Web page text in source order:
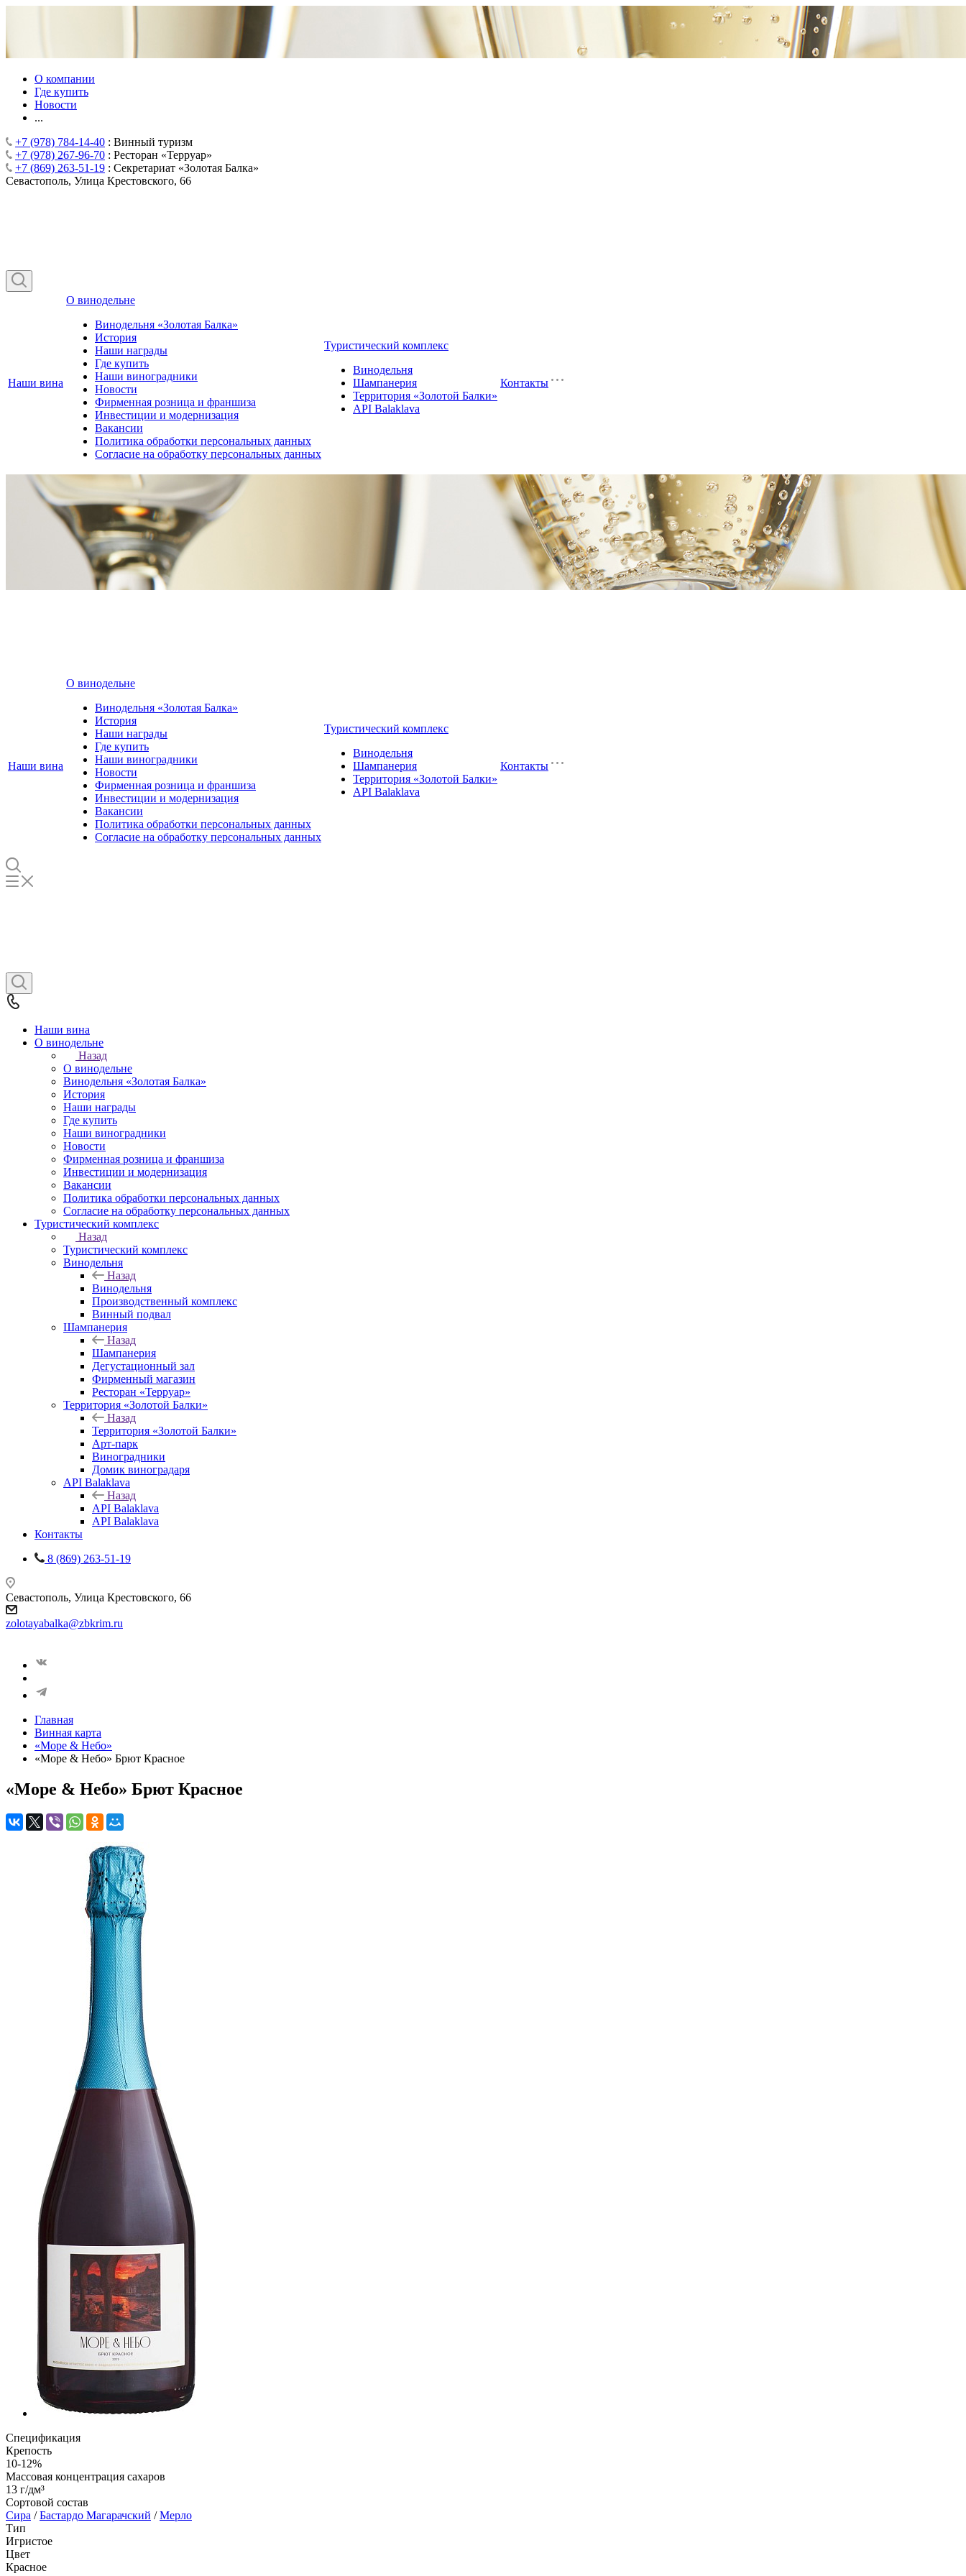
О компании
Где купить
Новости
...
+7 (978) 784-14-40 : Винный туризм
+7 (978) 267-96-70 : Ресторан «Терруар»
+7 (869) 263-51-19 : Секретариат «Золотая Балка»
Севастополь, Улица Крестовского, 66
Наши вина
О винодельне
Винодельня «Золотая Балка»
История
Наши награды
Где купить
Наши виноградники
Новости
Фирменная розница и франшиза
Инвестиции и модернизация
Вакансии
Политика обработки персональных данных
Согласие на обработку персональных данных
Туристический комплекс
Винодельня
Шампанерия
Территория «Золотой Балки»
API Balaklava
Контакты
Наши вина
О винодельне
Винодельня «Золотая Балка»
История
Наши награды
Где купить
Наши виноградники
Новости
Фирменная розница и франшиза
Инвестиции и модернизация
Вакансии
Политика обработки персональных данных
Согласие на обработку персональных данных
Туристический комплекс
Винодельня
Шампанерия
Территория «Золотой Балки»
API Balaklava
Контакты
Наши вина
О винодельне
Назад
О винодельне
Винодельня «Золотая Балка»
История
Наши награды
Где купить
Наши виноградники
Новости
Фирменная розница и франшиза
Инвестиции и модернизация
Вакансии
Политика обработки персональных данных
Согласие на обработку персональных данных
Туристический комплекс
Назад
Туристический комплекс
Винодельня
Назад
Винодельня
Производственный комплекс
Винный подвал
Шампанерия
Назад
Шампанерия
Дегустационный зал
Фирменный магазин
Ресторан «Терруар»
Территория «Золотой Балки»
Назад
Территория «Золотой Балки»
Арт-парк
Виноградники
Домик виноградаря
API Balaklava
Назад
API Balaklava
API Balaklava
Контакты
8 (869) 263-51-19
Севастополь, Улица Крестовского, 66
zolotayabalka@zbkrim.ru
Главная
Винная карта
«Море & Небо»
«Море & Небо» Брют Красное
«Море & Небо» Брют Красное
Спецификация
Крепость
10-12%
Массовая концентрация сахаров
13 г/дм³
Сортовой состав
Сира /Бастардо Магарачский /Мерло
Тип
Игристое
Цвет
Красное